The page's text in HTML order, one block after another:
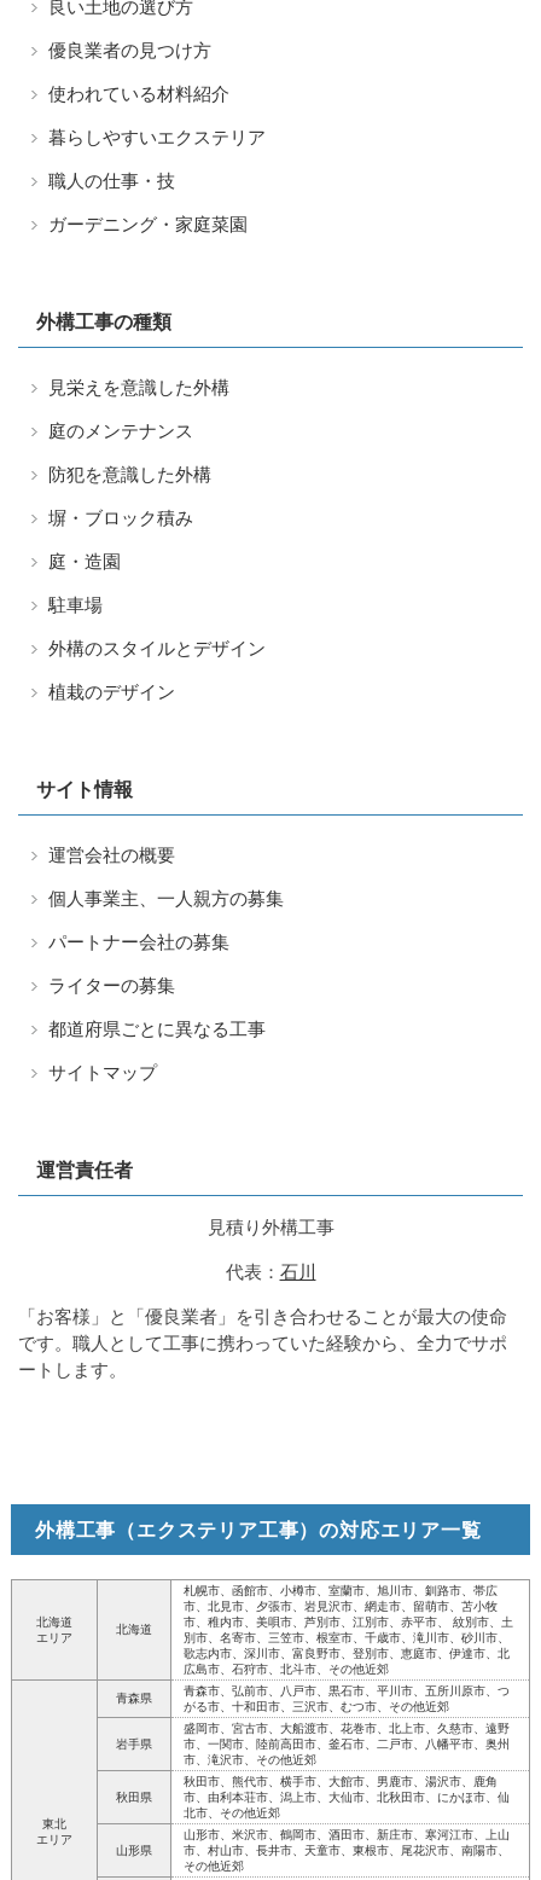
良い土地の選び方
優良業者の見つけ方
使われている材料紹介
暮らしやすいエクステリア
職人の仕事・技
ガーデニング・家庭菜園
外構工事の種類
見栄えを意識した外構
庭のメンテナンス
防犯を意識した外構
塀・ブロック積み
庭・造園
駐車場
外構のスタイルとデザイン
植栽のデザイン
サイト情報
運営会社の概要
個人事業主、一人親方の募集
パートナー会社の募集
ライターの募集
都道府県ごとに異なる工事
サイトマップ
運営責任者
見積り外構工事
代表： 石川
「お客様」と「優良業者」を引き合わせることが最大の使命
です。職人として工事に携わっていた経験から、全力でサポ
ートします。
外構工事（エクステリア工事）の対応エリア一覧
北海道
エリア
北海道
札幌市、函館市、小樽市、室蘭市、旭川市、釧路市、帯広
市、北見市、夕張市、岩見沢市、網走市、留萌市、苫小牧
市、稚内市、美唄市、芦別市、江別市、赤平市、 紋別市、土
別市、名寄市、三笠市、根室市、千歳市、滝川市、砂川市、
歌志内市、深川市、富良野市、登別市、恵庭市、伊達市、北
広島市、石狩市、北斗市、その他近郊
東北
エリア
青森県
青森市、弘前市、八戸市、黒石市、平川市、五所川原市、つ
がる市、十和田市、三沢市、むつ市、その他近郊
岩手県
盛岡市、宮古市、大船渡市、花巻市、北上市、久慈市、遠野
市、一関市、陸前高田市、釜石市、二戸市、八幡平市、奥州
市、滝沢市、その他近郊
秋田県
秋田市、熊代市、横手市、大館市、男鹿市、湯沢市、鹿角
市、由利本荘市、潟上市、大仙市、北秋田市、にかほ市、仙
北市、その他近郊
山形県
山形市、米沢市、鶴岡市、酒田市、新庄市、寒河江市、上山
市、村山市、長井市、天童市、東根市、尾花沢市、南陽市、
その他近郊